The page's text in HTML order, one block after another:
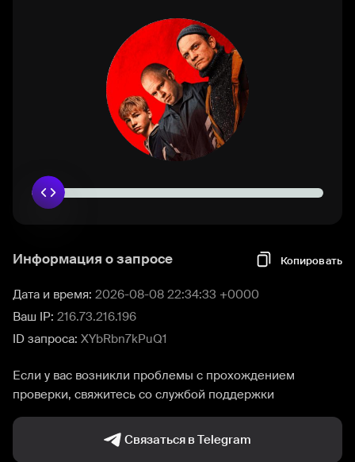
Информация о запросе Копировать
Дата и время: 2026-08-08 22:34:33 +0000
Ваш IP: 216.73.216.196
ID запроса: XYbRbn7kPuQ1
Если у вас возникли проблемы с прохождением
проверки, свяжитесь со службой поддержки
Связаться в Telegram